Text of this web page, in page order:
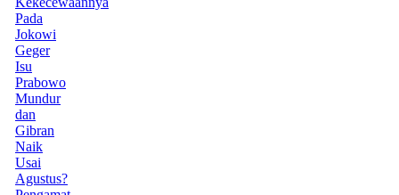
Pada
Jokowi
Geger
Isu
Prabowo
Mundur
dan
Gibran
Naik
Usai
Agustus?